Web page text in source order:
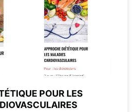
POUR LES